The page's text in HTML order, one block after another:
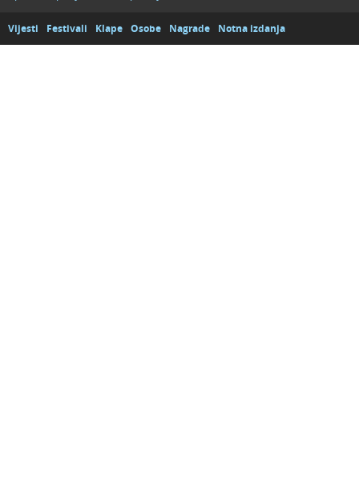
Vijesti Festivali Klape Osobe Nagrade Notna izdanja